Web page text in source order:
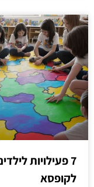
7 פעילויות
לקופסא